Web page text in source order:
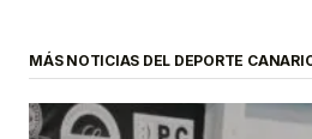
MÁS NOTICIAS DEL DEPORTE